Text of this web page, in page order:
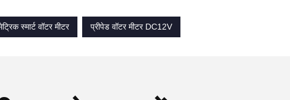
स्मार्ट वॉटर मीटर प्रीपेड वॉटर मीटर DC12V